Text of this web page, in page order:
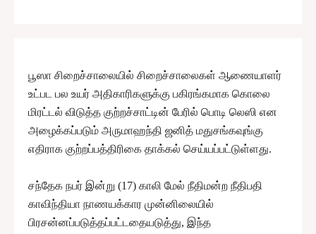
பூஸா சிறைச்சாலையில் சிறைச்சாலைகள் ஆணையாளர்
உட்பட பல உயர் அதிகாரிகளுக்கு பகிரங்கமாக கொலை
மிரட்டல் விடுத்த குற்றச்சாட்டின் பேரில் பொடி லெஸி என
அழைக்கப்படும் அருமாஹந்தி ஜனித் மதுசங்கவுங்கு
எதிராக குற்றப்பத்திரிகை தாக்கல் செய்யப்பட்டுள்ளது.
சந்தேக நபர் இன்று (17) காலி மேல் நீதிமன்ற நீதிபதி
காவிந்தியா நாணயக்கார முன்னிலையில்
பிரசன்னப்படுத்தப்பட்டதையடுத்து, இந்த